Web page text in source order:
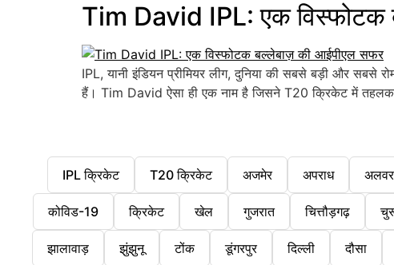
Tim David IPL: एक विस्फोटक
IPL, यानी इंडियन प्रीमियर लीग, दुनिया की सबसे बड़ी और
हैं। Tim David ऐसा ही एक नाम है जिसने T20 क्रिकेट में
IPL क्रिकेट T20 क्रिकेट अजमेर अपराध अलवर
कोविड-19 क्रिकेट खेल गुजरात चित्तौड़गढ़
झालावाड़ झुंझुनू टोंक डूंगरपुर दिल्ली दौसा